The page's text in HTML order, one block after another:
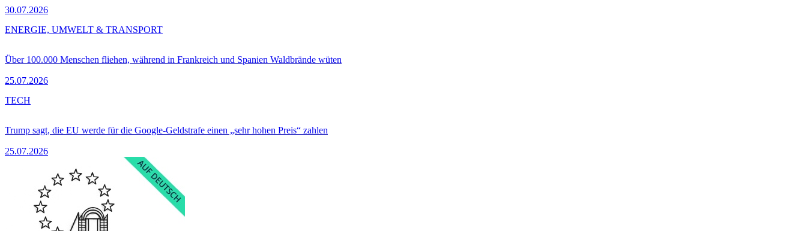
30.07.2026
Über 100.000 Menschen fliehen, während in Frankreich und Spanien Waldbrände wüten
25.07.2026
ENERGIE, UMWELT & TRANSPORT
Trump sagt, die EU werde für die Google-Geldstrafe einen „sehr hohen Preis“ zahlen
25.07.2026
TECH